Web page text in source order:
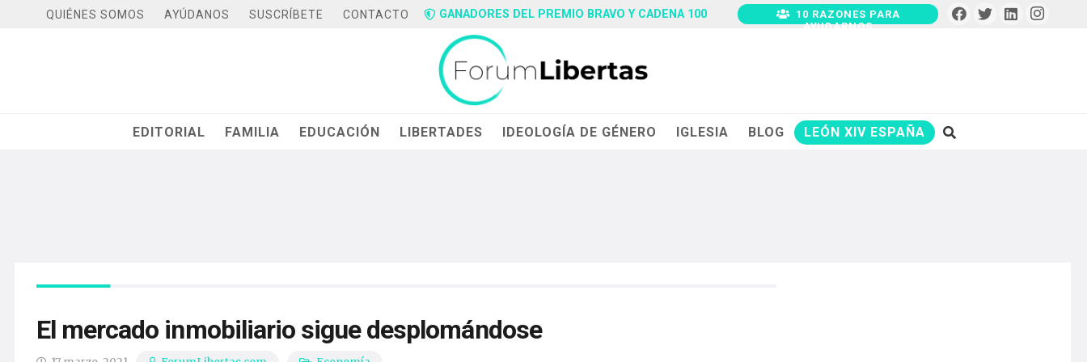
QUIÉNES SOMOS AYÚDANOS SUSCRÍBETE CONTACTO GANADORES DEL PREMIO BRAVO Y CADENA 100
10 RAZONES PARA
AYUDARNOS
EDITORIAL FAMILIA EDUCACIÓN LIBERTADES IDEOLOGÍA DE GÉNERO IGLESIA BLOG LEÓN XIV ESPAÑA
El mercado inmobiliario sigue desplomándose